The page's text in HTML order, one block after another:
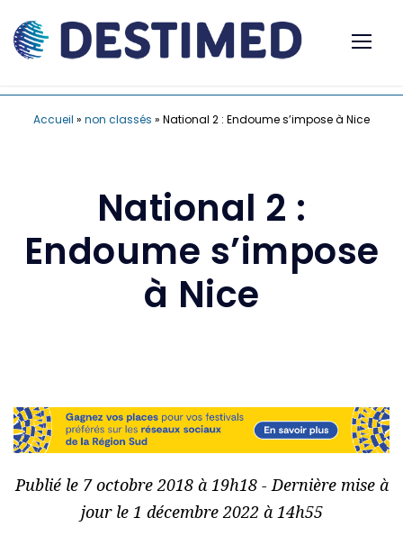
Accueil » non classés » National 2 : Endoume s’impose à Nice
National 2 :
Endoume s’impose
à Nice
Publié le 7 octobre 2018 à 19h18 - Dernière mise à
jour le 1 décembre 2022 à 14h55